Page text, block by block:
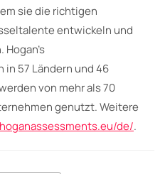
sie die richtigen
entwickeln und
57 Ländern und 46
von mehr als 70
genutzt. Weitere
hoganassessments.eu/de/.